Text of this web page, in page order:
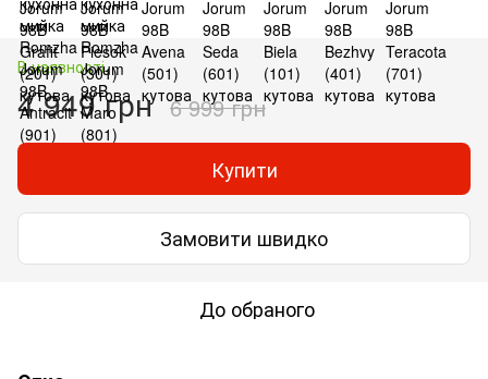
В наявності
4 949 грн 6 999 грн
Купити
Замовити швидко
До обраного